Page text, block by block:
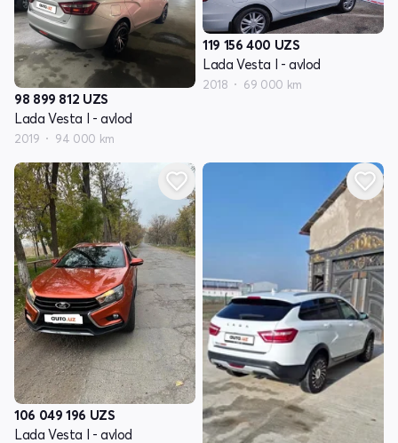
98 899 812 UZS
Lada Vesta I - avlod
2019 94 000 km
119 156 400 UZS
Lada Vesta I - avlod
2018 69 000 km
106 049 196 UZS
Lada Vesta I - avlod